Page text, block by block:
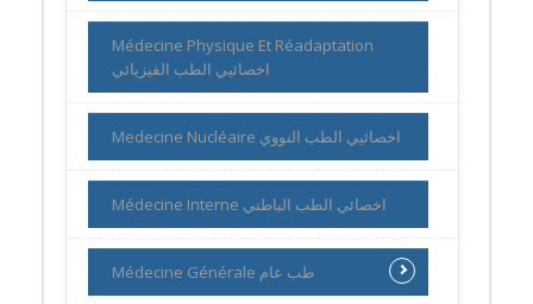
Médecine Physique Et Réadaptation
اخصائيي الطب الفيزيائي
Medecine Nucléaire اخصائيي الطب النووي
Médecine Interne اخصائي الطب الباطني
Médecine Générale طب عام